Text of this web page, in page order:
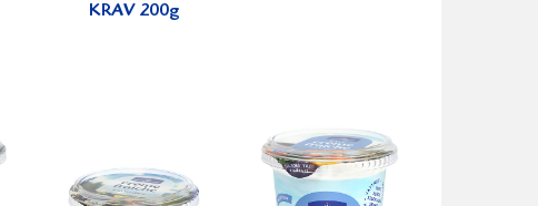
KRAV 200g